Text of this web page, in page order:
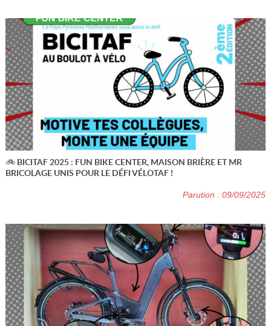
🚲 BICITAF 2025 : FUN BIKE CENTER, MAISON BRIÈRE ET MR
BRICOLAGE UNIS POUR LE DÉFI VÉLOTAF !
Parution : 09/09/2025